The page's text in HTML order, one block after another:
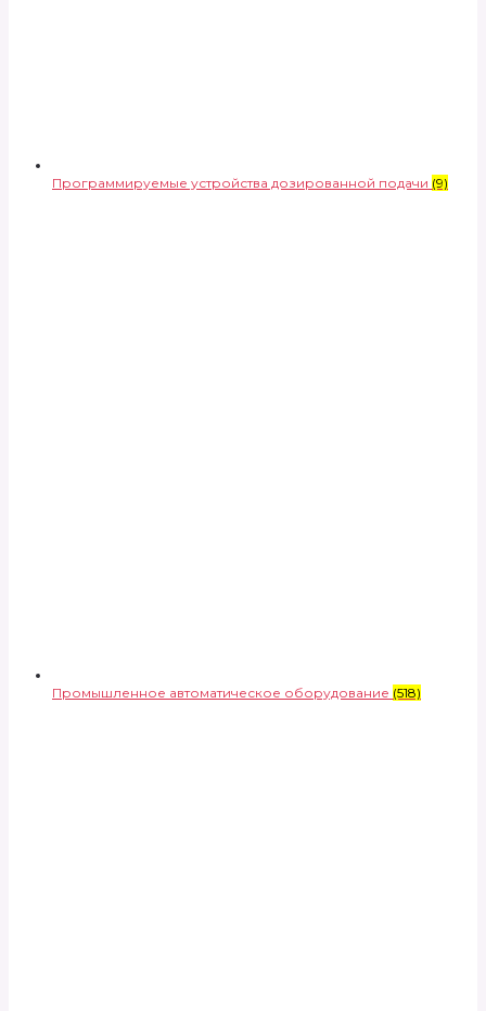
Программируемые устройства дозированной подачи (9)
Промышленное автоматическое оборудование (518)